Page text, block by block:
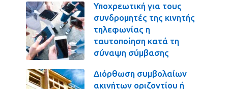
Υποχρεωτική για τους
συνδρομητές της κινητής
τηλεφωνίας η
ταυτοποίηση κατά τη
σύναψη σύμβασης
Διόρθωση συμβολαίων
ακινήτων οριζοντίου ή